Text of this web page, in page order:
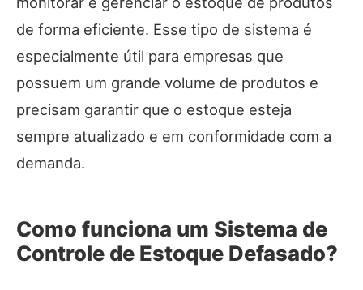
de forma eficiente. Esse tipo de sistema é
especialmente útil para empresas que
possuem um grande volume de produtos e
precisam garantir que o estoque esteja
sempre atualizado e em conformidade com a
demanda.
Como funciona um Sistema de
Controle de Estoque Defasado?